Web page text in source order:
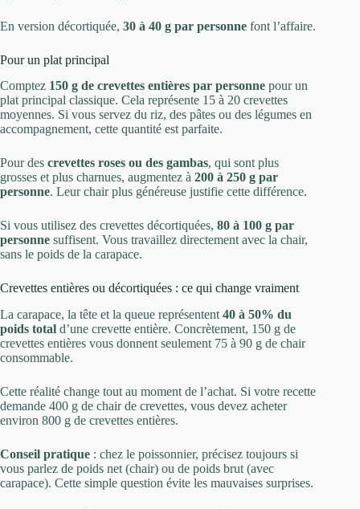
En version décortiquée, 30 à 40 g par personne font l’affaire.
Pour un plat principal
Comptez 150 g de crevettes entières par personne pour un
plat principal classique. Cela représente 15 à 20 crevettes
moyennes. Si vous servez du riz, des pâtes ou des légumes en
accompagnement, cette quantité est parfaite.
Pour des crevettes roses ou des gambas, qui sont plus
grosses et plus charnues, augmentez à 200 à 250 g par
personne. Leur chair plus généreuse justifie cette différence.
Si vous utilisez des crevettes décortiquées, 80 à 100 g par
personne suffisent. Vous travaillez directement avec la chair,
sans le poids de la carapace.
Crevettes entières ou décortiquées : ce qui change vraiment
La carapace, la tête et la queue représentent 40 à 50% du
poids total d’une crevette entière. Concrètement, 150 g de
crevettes entières vous donnent seulement 75 à 90 g de chair
consommable.
Cette réalité change tout au moment de l’achat. Si votre recette
demande 400 g de chair de crevettes, vous devez acheter
environ 800 g de crevettes entières.
Conseil pratique : chez le poissonnier, précisez toujours si
vous parlez de poids net (chair) ou de poids brut (avec
carapace). Cette simple question évite les mauvaises surprises.